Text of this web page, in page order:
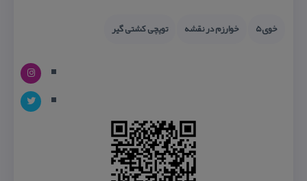
خوی۵ خوارزم در نقشه توپچی كشتی گیر